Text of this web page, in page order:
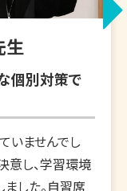
生
個別対策で
いませんでし
意し、学習環境
した。自習席